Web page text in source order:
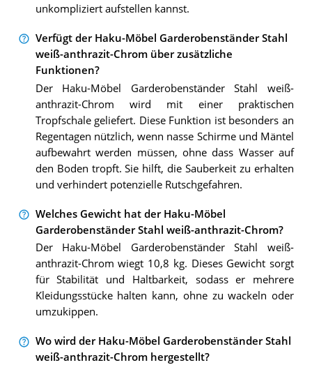
unkompliziert aufstellen kannst.
Verfügt der Haku-Möbel Garderobenständer Stahl
weiß-anthrazit-Chrom über zusätzliche
Funktionen?
Der Haku-Möbel Garderobenständer Stahl weiß-
anthrazit-Chrom wird mit einer praktischen
Tropfschale geliefert. Diese Funktion ist besonders an
Regentagen nützlich, wenn nasse Schirme und Mäntel
aufbewahrt werden müssen, ohne dass Wasser auf
den Boden tropft. Sie hilft, die Sauberkeit zu erhalten
und verhindert potenzielle Rutschgefahren.
Welches Gewicht hat der Haku-Möbel
Garderobenständer Stahl weiß-anthrazit-Chrom?
Der Haku-Möbel Garderobenständer Stahl weiß-
anthrazit-Chrom wiegt 10,8 kg. Dieses Gewicht sorgt
für Stabilität und Haltbarkeit, sodass er mehrere
Kleidungsstücke halten kann, ohne zu wackeln oder
umzukippen.
Wo wird der Haku-Möbel Garderobenständer Stahl
weiß-anthrazit-Chrom hergestellt?